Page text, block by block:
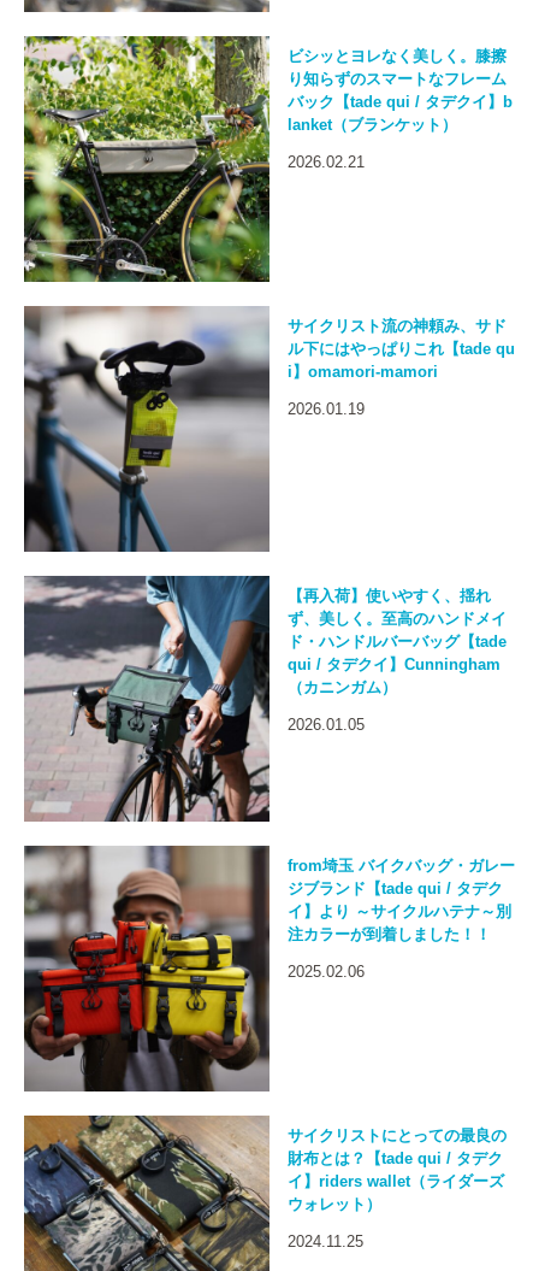
ビシッとヨレなく美しく。膝擦
り知らずのスマートなフレーム
バック【tade qui / タデクイ】b
lanket（ブランケット）
2026.02.21
サイクリスト流の神頼み、サド
ル下にはやっぱりこれ【tade qu
i】omamori-mamori
2026.01.19
【再入荷】使いやすく、揺れ
ず、美しく。至高のハンドメイ
ド・ハンドルバーバッグ【tade
qui / タデクイ】Cunningham
（カニンガム）
2026.01.05
from埼玉 バイクバッグ・ガレー
ジブランド【tade qui / タデク
イ】より ～サイクルハテナ～別
注カラーが到着しました！！
2025.02.06
サイクリストにとっての最良の
財布とは？【tade qui / タデク
イ】riders wallet（ライダーズ
ウォレット）
2024.11.25